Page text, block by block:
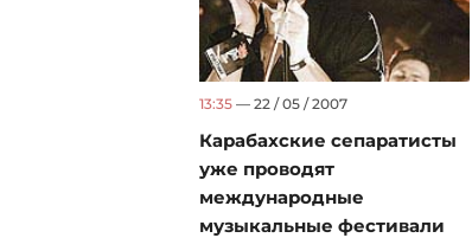
13:35 — 22 / 05 / 2007
Карабахские сепаратисты
уже проводят
международные
музыкальные фестивали